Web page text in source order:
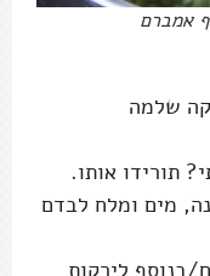
אמברם
שלמה
תורידו אותו.
מים ומלח לבדם